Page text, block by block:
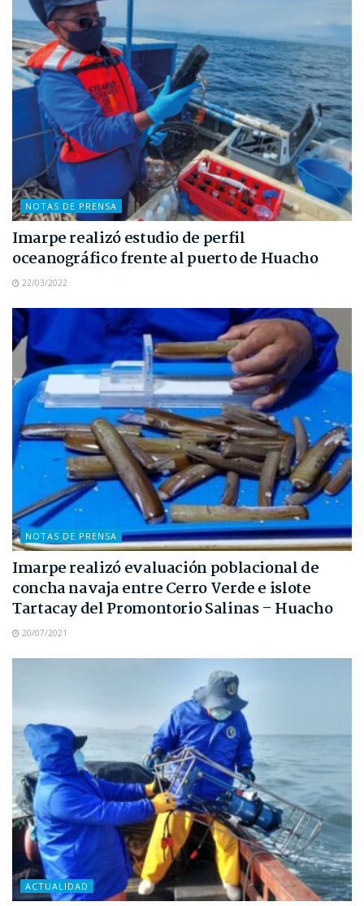
NOTAS DE PRENSA
Imarpe realizó estudio de perfil
oceanográfico frente al puerto de Huacho
22/03/2022
NOTAS DE PRENSA
Imarpe realizó evaluación poblacional de
concha navaja entre Cerro Verde e islote
Tartacay del Promontorio Salinas – Huacho
20/07/2021
ACTUALIDAD